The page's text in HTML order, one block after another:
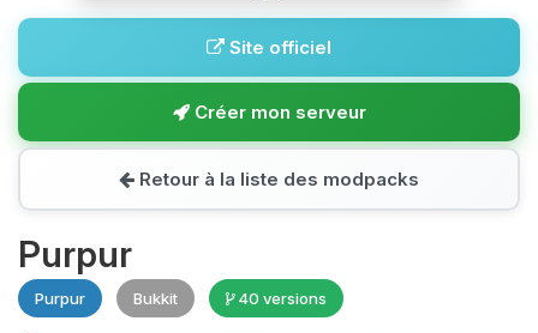
Site officiel
Créer mon serveur
Retour à la liste des modpacks
Purpur
Purpur Bukkit 40 versions